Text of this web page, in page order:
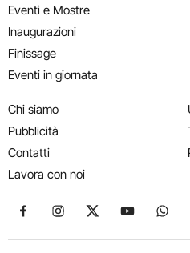
Eventi e Mostre
Inaugurazioni
Finissage
Eventi in giornata
Chi siamo
Pubblicità
Contatti
Lavora con noi
Seguici su Facebook
Seguici su Instagram
Seguici su X
Seguici su